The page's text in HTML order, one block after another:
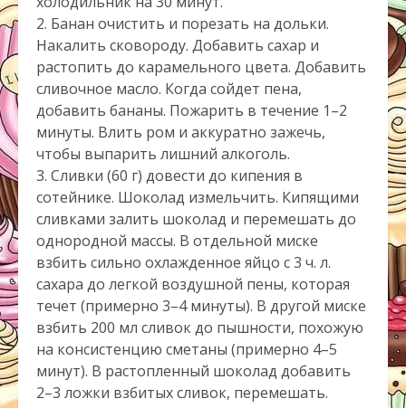
2. Банан очистить и порезать на дольки.
Накалить сковороду. Добавить сахар и
растопить до карамельного цвета. Добавить
сливочное масло. Когда сойдет пена,
добавить бананы. Пожарить в течение 1–2
минуты. Влить ром и аккуратно зажечь,
чтобы выпарить лишний алкоголь.
3. Сливки (60 г) довести до кипения в
сотейнике. Шоколад измельчить. Кипящими
сливками залить шоколад и перемешать до
однородной массы. В отдельной миске
взбить сильно охлажденное яйцо с 3 ч. л.
сахара до легкой воздушной пены, которая
течет (примерно 3–4 минуты). В другой миске
взбить 200 мл сливок до пышности, похожую
на консистенцию сметаны (примерно 4–5
минут). В растопленный шоколад добавить
2–3 ложки взбитых сливок, перемешать.